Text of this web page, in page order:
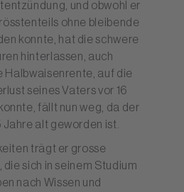
und obwohl er
ohne bleibende
konnte, hat die schwere
hinterlassen, auch
Halbwaisenrente, auf die
seines Vaters vor 16
fällt nun weg, da der
Jahre alt geworden ist.
trägt er grosse
die sich in seinem Studium
nach Wissen und